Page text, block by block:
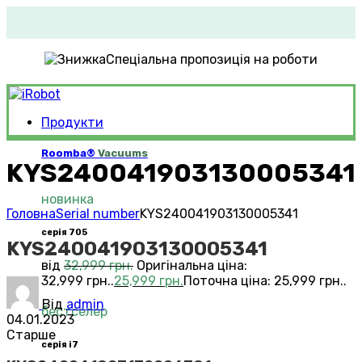
Спеціальна пропозиція на роботи
Продукти
Roomba® Vacuums
новинка
серія 705
від 32,999грн. Оригінальна ціна:
32,999 грн..25,999 грн.Поточна ціна: 25,999 грн..
бестселер
серія i7
KYS240041903130005341
ГоловнаSerial numberKYS240041903130005341
KYS240041903130005341
Від admin
04.01.2023
Старше